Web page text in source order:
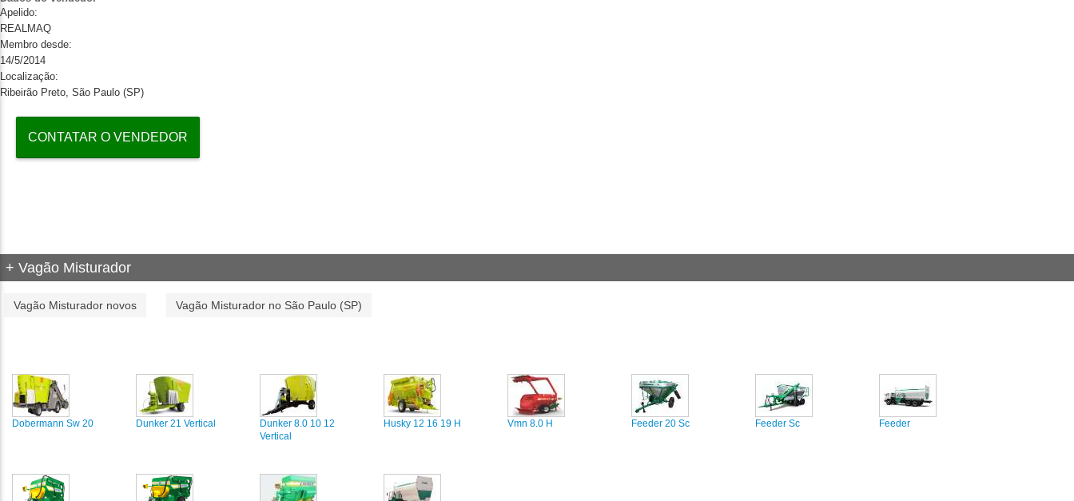
Apelido:
REALMAQ
Membro desde:
14/5/2014
Localização:
Ribeirão Preto, São Paulo (SP)
CONTATAR O VENDEDOR
+ Vagão Misturador
Vagão Misturador novos Vagão Misturador no São Paulo (SP)
Dobermann Sw 20 Dunker 21 Vertical
Dunker 8.0 10 12
Vertical
Husky 12 16 19 H Vmn 8.0 H Feeder 20 Sc Feeder Sc Feeder